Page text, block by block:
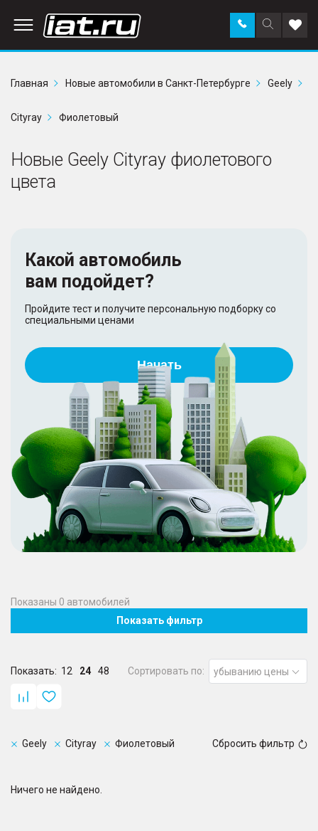
Поиск
по
Заказать
звонок в
Главная
Новые автомобили в Санкт-Петербурге Geely
Cityray Фиолетовый
Новые Geely Cityray фиолетового
цвета
Какой автомобиль
вам подойдет?
Пройдите тест и получите персональную подборку со
специальными ценами
Начать
Показаны 0 автомобилей
Показать фильтр
Показать: 12 24 48 Сортировать по: убыванию цены
Geely Cityray Фиолетовый Сбросить фильтр
Ничего не найдено.